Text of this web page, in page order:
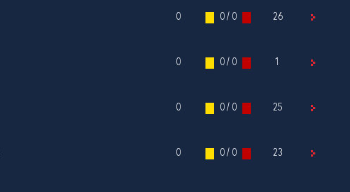
0 0 / 0 26
0 0 / 0 1
0 0 / 0 25
0 0 / 0 23